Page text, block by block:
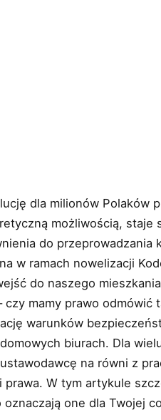
dla milionów Polaków
możliwością, staje
do
w ramach nowelizacji
do naszego
czy mamy prawo
warunków
biurach. Dla
na równi z
W tym artykule
one dla Twojej